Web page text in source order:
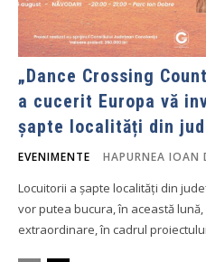
„Dance Crossing
a cucerit Europa vă
șapte localități din
EVENIMENTE HAPURNEA IOAN
Locuitorii a șapte localități din
vor putea bucura, în această
extraordinare, în cadrul